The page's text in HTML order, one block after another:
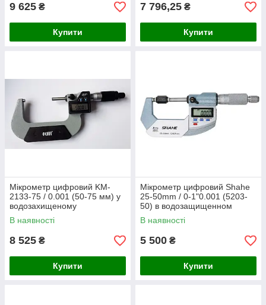
9 625 ₴
Купити
7 796,25 ₴
Купити
Мікрометр цифровий KM-
2133-75 / 0.001 (50-75 мм) у
водозахищеному
металевому корпусі IP 65
В наявності
8 525 ₴
Купити
Мікрометр цифровий Shahe
25-50mm / 0-1"0.001 (5203-
50) в водозащищенном
металевому корпусі IP 65
В наявності
5 500 ₴
Купити